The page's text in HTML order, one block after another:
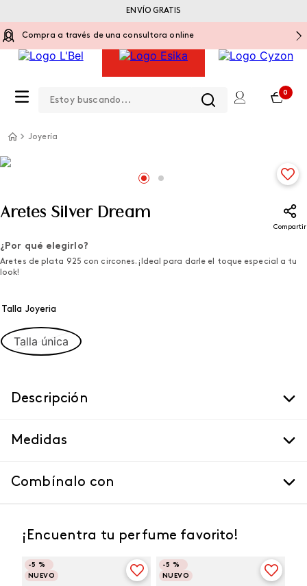
Compra a través de una consultora online
0
ENVÍO GRATIS
Joyería
Aretes Silver Dream
Compartir
¿Por qué elegirlo?
Aretes de plata 925 con circones. ¡Ideal para darle el toque especial a tu
look!
Talla Joyeria
Talla única
Descripción
Medidas
Combínalo con
¡Encuentra tu perfume favorito!
-5 %
NUEVO
-5 %
NUEVO